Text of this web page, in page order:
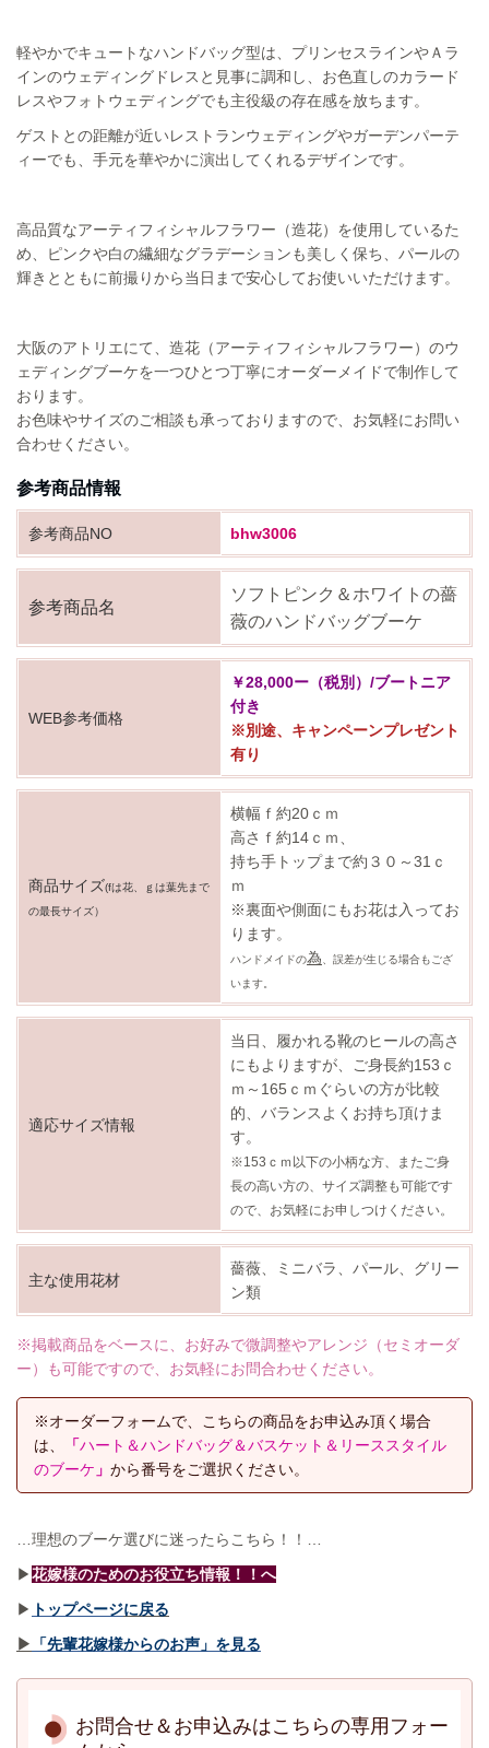
軽やかでキュートなハンドバッグ型は、プリンセスラインやＡラ
インのウェディングドレスと見事に調和し、お色直しのカラード
レスやフォトウェディングでも主役級の存在感を放ちます。
ゲストとの距離が近いレストランウェディングやガーデンパーテ
ィーでも、手元を華やかに演出してくれるデザインです。
高品質なアーティフィシャルフラワー（造花）を使用しているた
め、ピンクや白の繊細なグラデーションも美しく保ち、パールの
輝きとともに前撮りから当日まで安心してお使いいただけます。
大阪のアトリエにて、造花（アーティフィシャルフラワー）のウ
ェディングブーケを一つひとつ丁寧にオーダーメイドで制作して
おります。
お色味やサイズのご相談も承っておりますので、お気軽にお問い
合わせください。
参考商品情報
参考商品NO bhw3006
参考商品名
ソフトピンク＆ホワイトの薔
薇のハンドバッグブーケ
WEB参考価格
￥28,000ー（税別）/ブートニア
付き
※別途、 キャンペーンプレゼント
有り
商品サイズ(fは花、ｇは葉先まで
の最長サイズ）
横幅ｆ約20ｃｍ
高さｆ 約14 ｃｍ、
持ち手トップまで約３０～31ｃ
ｍ
※裏面や側面にもお花は入ってお
ります。
ハンドメイドの為 、誤差が生じる場合もござ
います。
適応サイズ情報
当日、履かれる靴のヒールの高さ
にもよりますが、
ご身長約153 ｃ
ｍ～165ｃｍ ぐらいの方が比較
的、バランスよくお持ち頂けま
す。
※153ｃｍ以下の小柄な方、またご身
長の高い方の、サイズ調整も可能です
ので、お気軽にお申しつけください。
主な使用花材
薔薇、ミニバラ、パール、グリー
ン類
※掲載商品をベースに、お好みで微調整やアレンジ（セミオーダ
ー）も可能ですので、お気軽にお問合わせください。
※オーダーフォームで、こちらの商品をお申込み頂く場合
は、
「ハート＆ハンドバッグ＆バスケット＆リーススタイル
のブーケ 」 から番号をご選択ください。
…理想のブーケ選びに迷ったらこちら！！…
▶花嫁様のためのお役立ち情報！！へ
▶ トップページに戻る
▶
「先輩花嫁様からのお声」を見る
お問合せ＆お申込みはこちらの専用フォー